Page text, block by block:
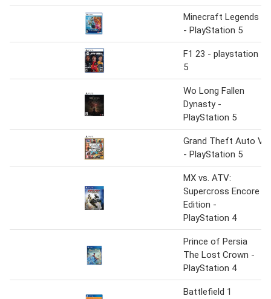
Minecraft Legends
- PlayStation 5
F1 23 - playstation
5
Wo Long Fallen
Dynasty -
PlayStation 5
Grand Theft Auto V
- PlayStation 5
MX vs. ATV:
Supercross Encore
Edition -
PlayStation 4
Prince of Persia
The Lost Crown -
PlayStation 4
Battlefield 1